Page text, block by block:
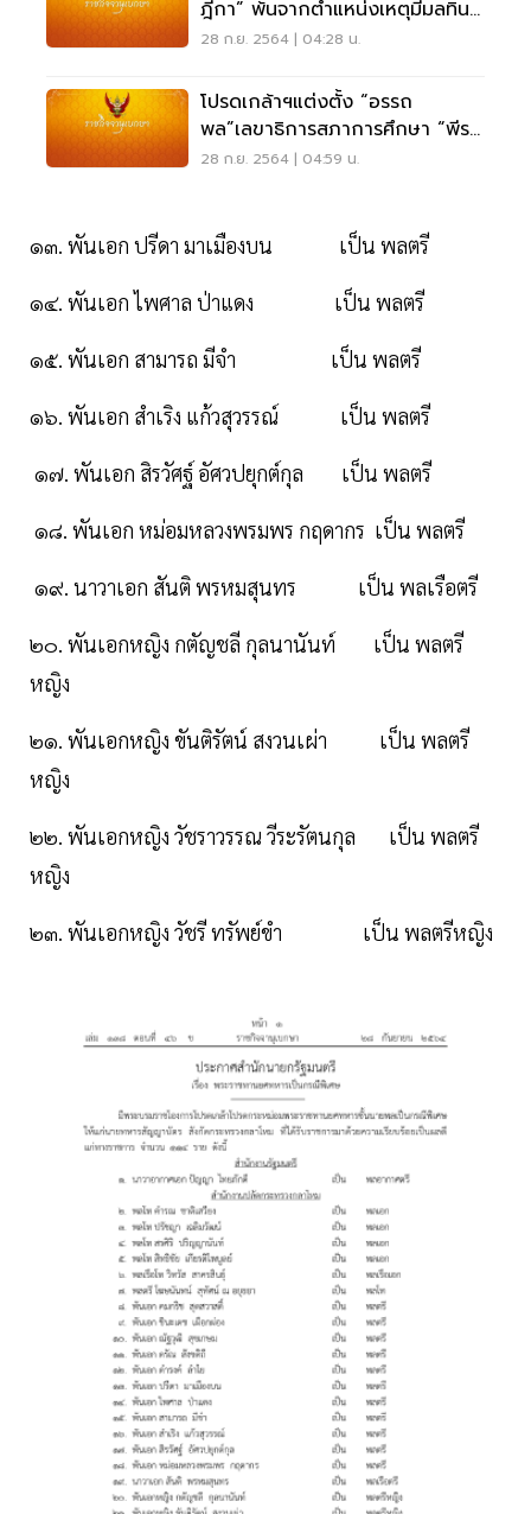
ฎีกา” พ้นจากตำแหน่งเหตุมีมลทิน
มัวหมอง
28 ก.ย. 2564 | 04:28 น.
โปรดเกล้าฯแต่งตั้ง “อรรถ
พล”เลขาธิการสภาการศึกษา “พีร
ศักดิ์”เลขาฯ สช.
28 ก.ย. 2564 | 04:59 น.
๑๓. พันเอก ปรีดา มาเมืองบน เป็น พลตรี
๑๔. พันเอก ไพศาล ป่าแดง เป็น พลตรี
๑๕. พันเอก สามารถ มีจํา เป็น พลตรี
๑๖. พันเอก สําเริง แก้วสุวรรณ์ เป็น พลตรี
๑๗. พันเอก สิรวัศฐ์ อัศวปยุกต์กุล เป็น พลตรี
๑๘. พันเอก หม่อมหลวงพรมพร กฤดากร เป็น พลตรี
๑๙. นาวาเอก สันติ พรหมสุนทร เป็น พลเรือตรี
๒๐. พันเอกหญิง กตัญชลี กุลนานันท์ เป็น พลตรี
หญิง
๒๑. พันเอกหญิง ขันติรัตน์ สงวนเผ่า เป็น พลตรี
หญิง
๒๒. พันเอกหญิง วัชราวรรณ วีระรัตนกุล เป็น พลตรี
หญิง
๒๓. พันเอกหญิง วัชรี ทรัพย์ขํา เป็น พลตรีหญิง